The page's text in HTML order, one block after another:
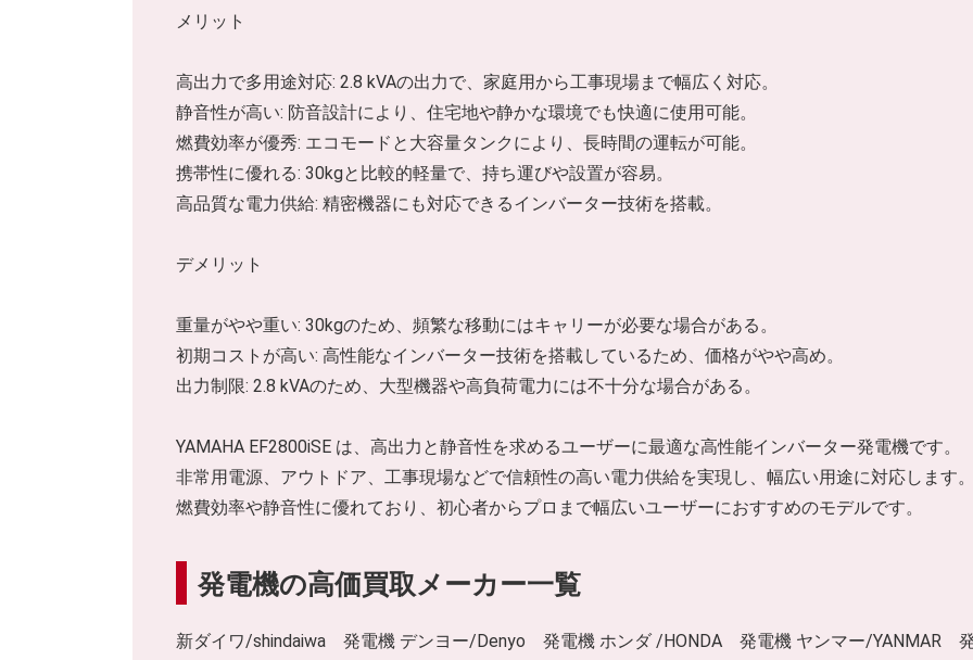
メリット
高出力で多用途対応: 2.8 kVAの出力で、家庭用から工事現場まで幅広く対応。
静音性が高い: 防音設計により、住宅地や静かな環境でも快適に使用可能。
燃費効率が優秀: エコモードと大容量タンクにより、長時間の運転が可能。
携帯性に優れる: 30kgと比較的軽量で、持ち運びや設置が容易。
高品質な電力供給: 精密機器にも対応できるインバーター技術を搭載。
デメリット
重量がやや重い: 30kgのため、頻繁な移動にはキャリーが必要な場合がある。
初期コストが高い: 高性能なインバーター技術を搭載しているため、価格がやや高め。
出力制限: 2.8 kVAのため、大型機器や高負荷電力には不十分な場合がある。
YAMAHA EF2800iSE は、高出力と静音性を求めるユーザーに最適な高性能インバーター発電機です。
非常用電源、アウトドア、工事現場などで信頼性の高い電力供給を実現し、幅広い用途に対応します
燃費効率や静音性に優れており、初心者からプロまで幅広いユーザーにおすすめのモデルです。
発電機の高価買取メーカー一覧
新ダイワ/shindaiwa 発電機 デンヨー/Denyo 発電機 ホンダ /HONDA 発電機 ヤンマー/YANMAR